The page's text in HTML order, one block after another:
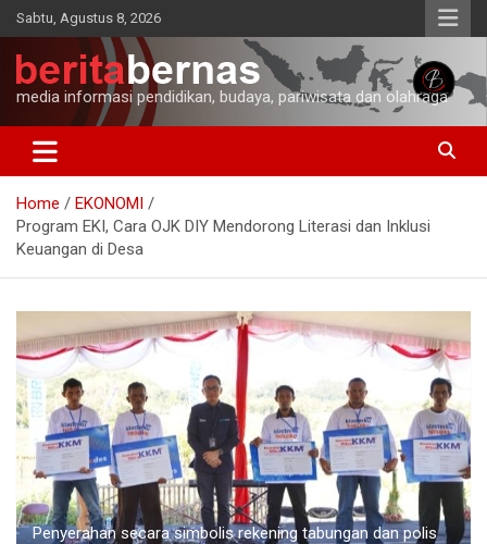
Skip
to
content
Sabtu, Agustus 8, 2026
media informasi pendidikan, budaya, pariwisata dan olahraga
Home
EKONOMI
Program EKI, Cara OJK DIY Mendorong Literasi dan Inklusi
Keuangan di Desa
Penyerahan secara simbolis rekening tabungan dan polis